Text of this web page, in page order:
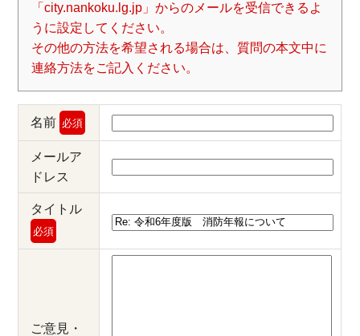
「city.nankoku.lg.jp」からのメールを受信できるよ
うに設定してください。
その他の方法を希望される場合は、質問の本文中に
連絡方法をご記入ください。
名前 必須
メールア
ドレス
タイトル
必須
ご意見・